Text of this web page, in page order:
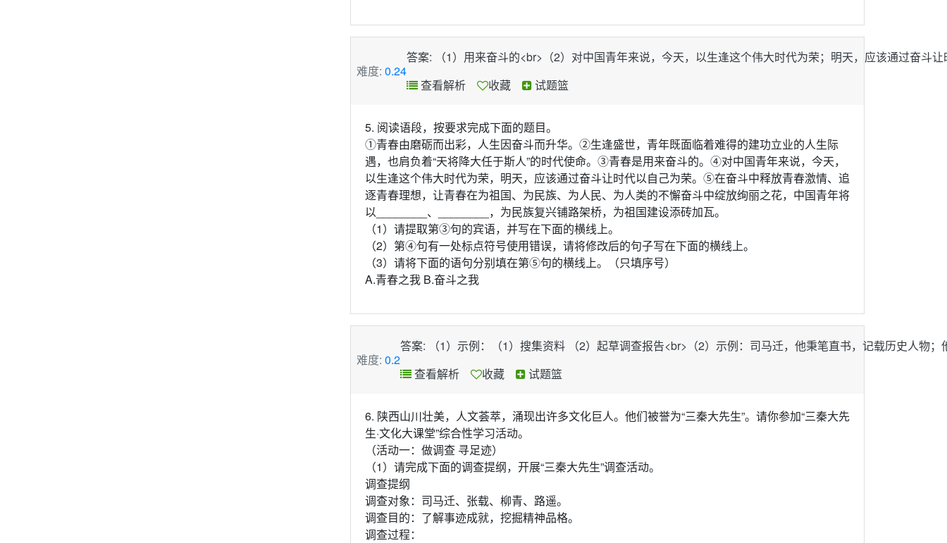
难度: 0.24
答案: （1）用来奋斗的<br>（2）对中国青年来说，今天，以生逢这个伟大时代为荣；明天，应该通过奋斗
查看解析
收藏 试题篮
5. 阅读语段，按要求完成下面的题目。
①青春由磨砺而出彩，人生因奋斗而升华。②生逢盛世，青年既面临着难得的建功立业的人生际
遇，也肩负着“天将降大任于斯人”的时代使命。③青春是用来奋斗的。④对中国青年来说，今天，
以生逢这个伟大时代为荣，明天，应该通过奋斗让时代以自己为荣。⑤在奋斗中释放青春激情、追
逐青春理想，让青春在为祖国、为民族、为人民、为人类的不懈奋斗中绽放绚丽之花，中国青年将
以________、________，为民族复兴铺路架桥，为祖国建设添砖加瓦。
（1）请提取第③句的宾语，并写在下面的横线上。
（2）第④句有一处标点符号使用错误，请将修改后的句子写在下面的横线上。
（3）请将下面的语句分别填在第⑤句的横线上。（只填序号）
A.青春之我 B.奋斗之我
难度: 0.2
答案: （1）示例：（1）搜集资料 （2）起草调查报告<br>（2）示例：司马迁，他秉笔直书，记载历史人物
查看解析
收藏 试题篮
6. 陕西山川壮美，人文荟萃，涌现出许多文化巨人。他们被誉为“三秦大先生”。请你参加“三秦大先
生·文化大课堂”综合性学习活动。
（活动一：做调查 寻足迹）
（1）请完成下面的调查提纲，开展“三秦大先生”调查活动。
调查提纲
调查对象：司马迁、张载、柳青、路遥。
调查目的：了解事迹成就，挖掘精神品格。
调查过程：